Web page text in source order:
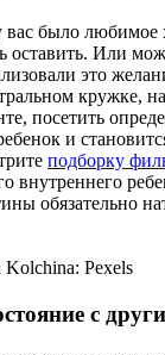
было любимое
оставить. Или
это
кружке,
посетить
и
подборку
внутреннего
обязательно
с